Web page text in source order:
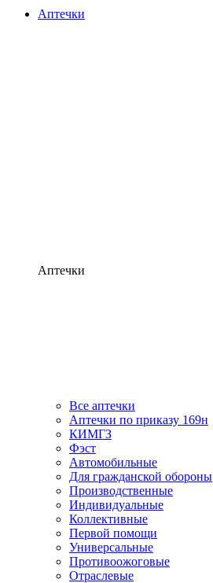
Аптечки
Аптечки
Все аптечки
Аптечки по приказу 169н
КИМГЗ
Фэст
Автомобильные
Для гражданской обороны
Производственные
Индивидуальные
Коллективные
Первой помощи
Универсальные
Противоожоговые
Отраслевые